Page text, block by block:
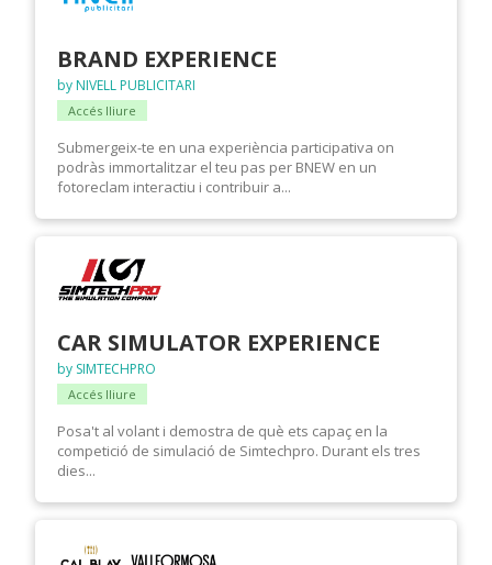
BRAND EXPERIENCE
by NIVELL PUBLICITARI
Accés lliure
Submergeix-te en una experiència participativa on
podràs immortalitzar el teu pas per BNEW en un
fotoreclam interactiu i contribuir a...
CAR SIMULATOR EXPERIENCE
by SIMTECHPRO
Accés lliure
Posa't al volant i demostra de què ets capaç en la
competició de simulació de Simtechpro. Durant els tres
dies...